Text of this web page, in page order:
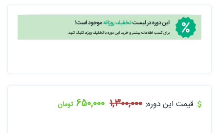
قیمت این دوره: 1,300,000
650,000 تومان